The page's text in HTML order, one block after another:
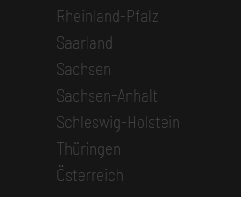
Rheinland-Pfalz
Saarland
Sachsen
Sachsen-Anhalt
Schleswig-Holstein
Thüringen
Österreich